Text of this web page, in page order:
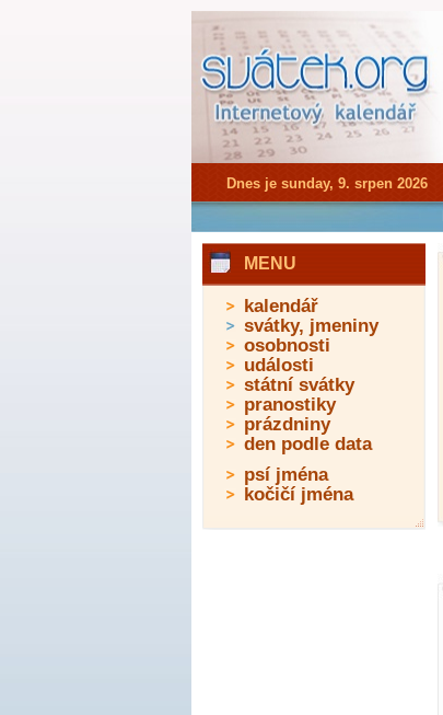
MENU
kalendář
svátky, jmeniny
osobnosti
události
státní svátky
pranostiky
prázdniny
den podle data
psí jména
kočičí jména
Dnes je sunday, 9. srpen 2026